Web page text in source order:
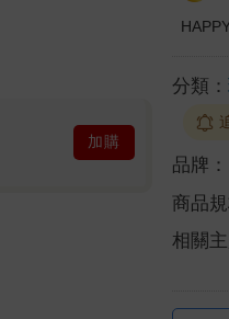
加購
分類：
品牌：
商品規
相關